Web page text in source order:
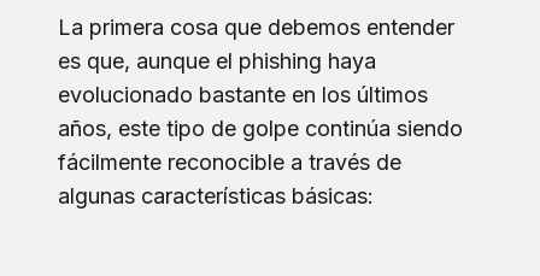
La primera cosa que debemos entender
es que, aunque el phishing haya
evolucionado bastante en los últimos
años, este tipo de golpe continúa siendo
fácilmente reconocible a través de
algunas características básicas: